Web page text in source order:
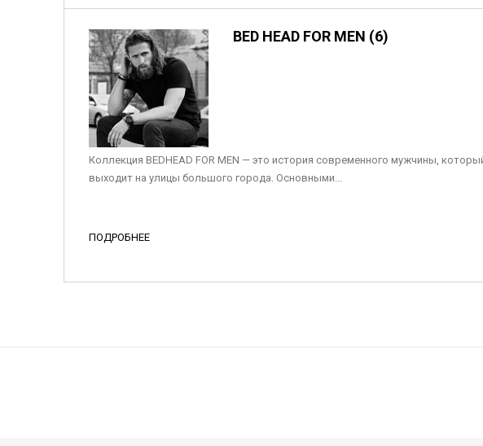
BED HEAD FOR MEN (6)
Коллекция BEDHEAD FOR MEN — это история современного мужчины,
выходит на улицы большого города. Основными...
ПОДРОБНЕЕ